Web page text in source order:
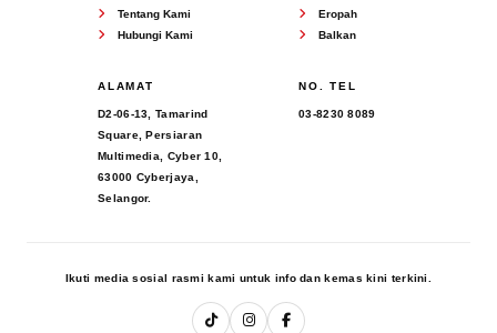
Tentang Kami
Hubungi Kami
Eropah
Balkan
ALAMAT
D2-06-13, Tamarind
Square, Persiaran
Multimedia, Cyber 10,
63000 Cyberjaya,
Selangor.
NO. TEL
03-8230 8089
Ikuti media sosial rasmi kami untuk info dan kemas kini terkini.